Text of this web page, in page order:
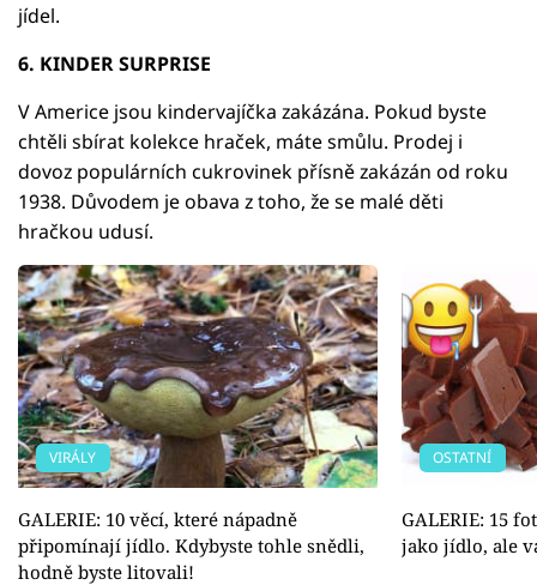
jídel.
6. KINDER SURPRISE
V Americe jsou kindervajíčka zakázána. Pokud byste
chtěli sbírat kolekce hraček, máte smůlu. Prodej i
dovoz populárních cukrovinek přísně zakázán od roku
1938. Důvodem je obava z toho, že se malé děti
hračkou udusí.
VIRÁLY
GALERIE: 10 věcí, které nápadně
připomínají jídlo. Kdybyste tohle snědli,
hodně byste litovali!
OSTATNÍ
GALERIE: 15
jako jídlo, ale